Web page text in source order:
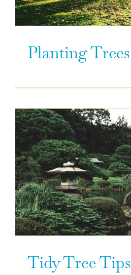
Planting Trees
Tidy Tree Tips